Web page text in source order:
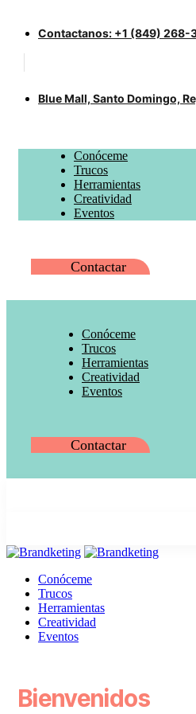
Contactanos: +1 (849) 268-
Blue Mall, Santo Domingo,
Conóceme
Trucos
Herramientas
Creatividad
Eventos
Contactar
Conóceme
Trucos
Herramientas
Creatividad
Eventos
Contactar
Conóceme
Trucos
Herramientas
Creatividad
Eventos
Bienvenidos